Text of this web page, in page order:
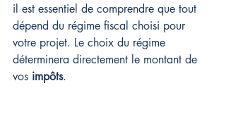
il est essentiel de comprendre que tout
dépend du régime fiscal choisi pour
votre projet. Le choix du régime
déterminera directement le montant de
vos impôts.